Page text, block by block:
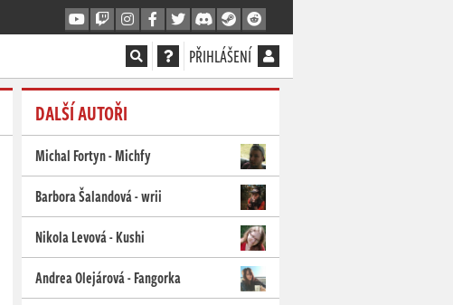
PŘIHLÁŠENÍ
DALŠÍ AUTOŘI
Michal Fortyn - Michfy
Barbora Šalandová - wrii
Nikola Levová - Kushi
Andrea Olejárová - Fangorka